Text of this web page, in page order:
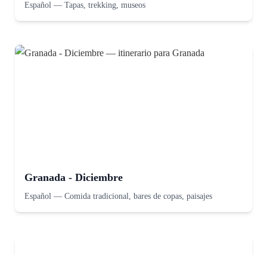
Español — Tapas, trekking, museos
Granada - Diciembre
Español — Comida tradicional, bares de copas, paisajes